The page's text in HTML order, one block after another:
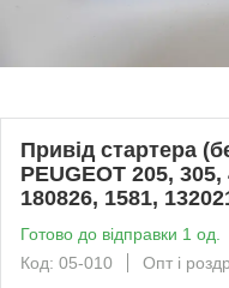
Привід стартера
PEUGEOT 205,
180826, 1581,
Готово до відправки 1 од.
Код: 05-010
Опт і